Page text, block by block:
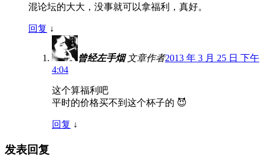
混论坛的大大，没事就可以拿福利，真好。
回复 ↓
曾经左手烟 文章作者2013 年 3 月 25 日 下午
4:04
这个算福利吧
平时的价格买不到这个杯子的 😈
回复 ↓
发表回复